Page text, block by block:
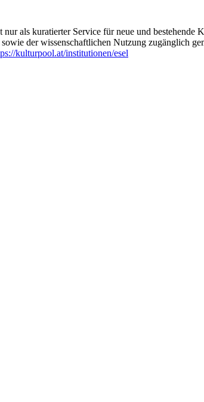
als kuratierter Service für neue und bestehende
der wissenschaftlichen Nutzung zugänglich
kulturpool.at/institutionen/esel